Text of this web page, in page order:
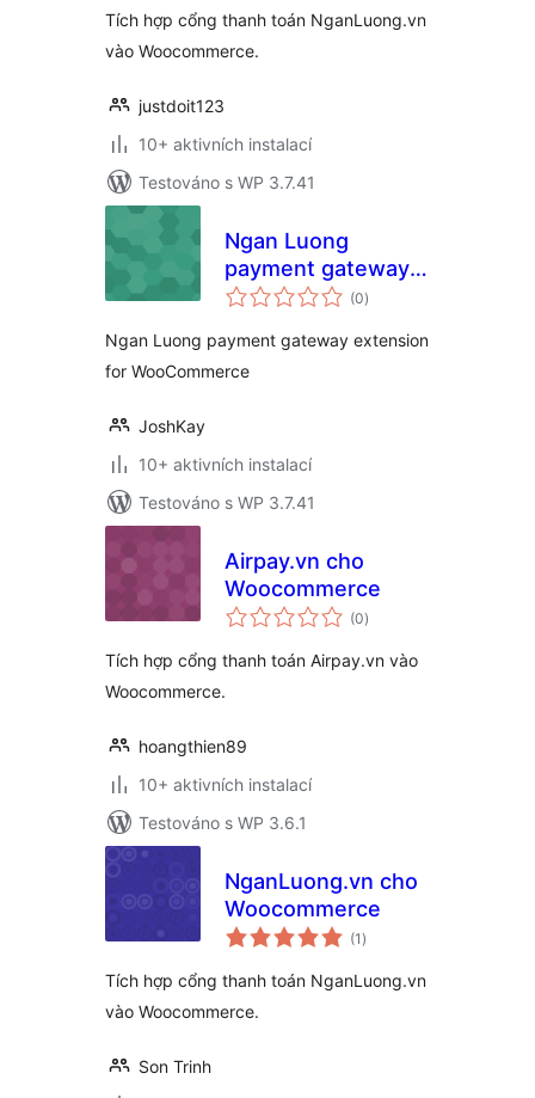
Tích hợp cổng thanh toán NganLuong.vn
vào Woocommerce.
justdoit123
10+ aktivních instalací
Testováno s WP 3.7.41
Ngan Luong
payment gateway
for Woocommerce
(0celkové
hodnocení
)
Ngan Luong payment gateway extension
for WooCommerce
JoshKay
10+ aktivních instalací
Testováno s WP 3.7.41
Airpay.vn cho
Woocommerce
(0celkové
hodnocení
)
Tích hợp cổng thanh toán Airpay.vn vào
Woocommerce.
hoangthien89
10+ aktivních instalací
Testováno s WP 3.6.1
NganLuong.vn cho
Woocommerce
(1 celkové
hodnocení
)
Tích hợp cổng thanh toán NganLuong.vn
vào Woocommerce.
Son Trinh